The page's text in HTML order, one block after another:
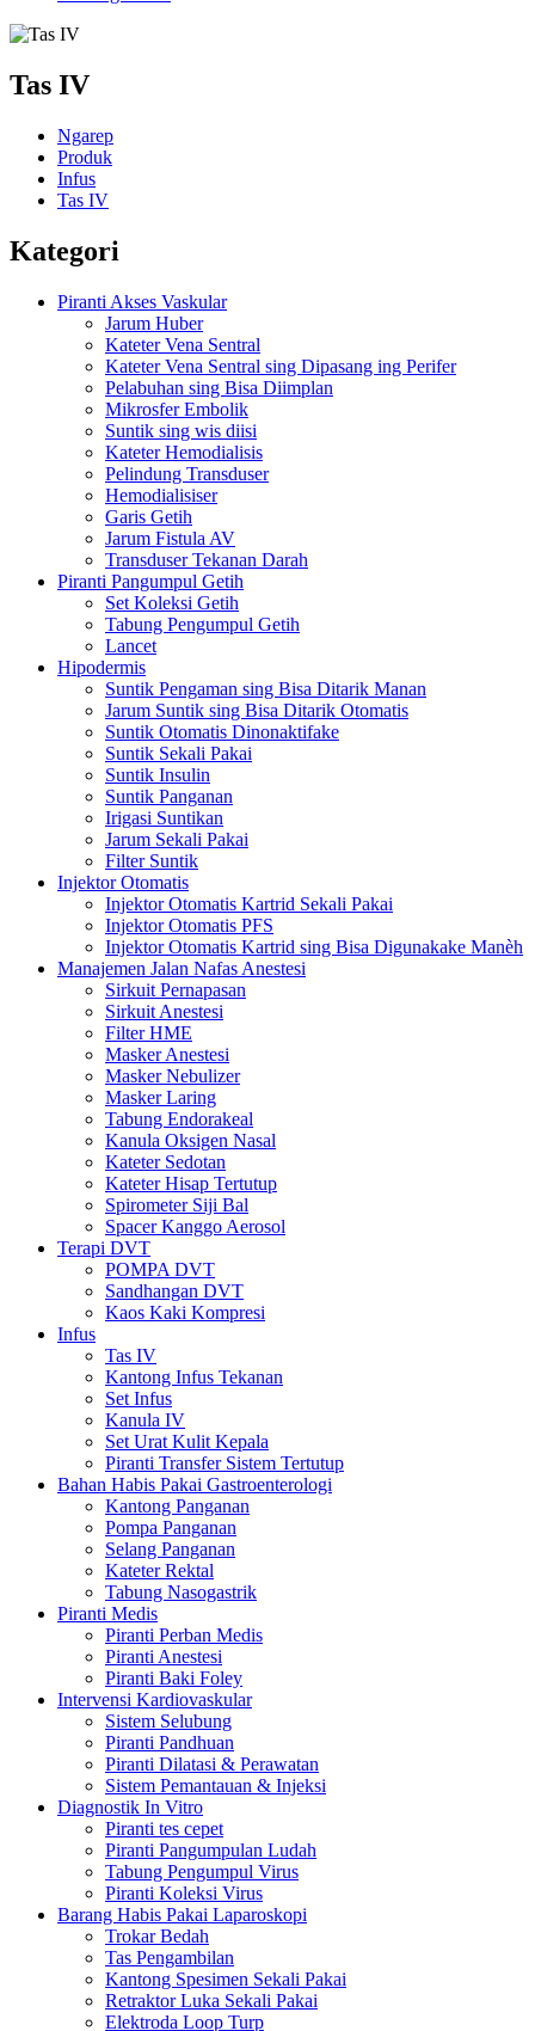
Tas IV
Ngarep
Produk
Infus
Tas IV
Kategori
Piranti Akses Vaskular
Jarum Huber
Kateter Vena Sentral
Kateter Vena Sentral sing Dipasang ing Perifer
Pelabuhan sing Bisa Diimplan
Mikrosfer Embolik
Suntik sing wis diisi
Kateter Hemodialisis
Pelindung Transduser
Hemodialisiser
Garis Getih
Jarum Fistula AV
Transduser Tekanan Darah
Piranti Pangumpul Getih
Set Koleksi Getih
Tabung Pengumpul Getih
Lancet
Hipodermis
Suntik Pengaman sing Bisa Ditarik Manan
Jarum Suntik sing Bisa Ditarik Otomatis
Suntik Otomatis Dinonaktifake
Suntik Sekali Pakai
Suntik Insulin
Suntik Panganan
Irigasi Suntikan
Jarum Sekali Pakai
Filter Suntik
Injektor Otomatis
Injektor Otomatis Kartrid Sekali Pakai
Injektor Otomatis PFS
Injektor Otomatis Kartrid sing Bisa Digunakake Manèh
Manajemen Jalan Nafas Anestesi
Sirkuit Pernapasan
Sirkuit Anestesi
Filter HME
Masker Anestesi
Masker Nebulizer
Masker Laring
Tabung Endorakeal
Kanula Oksigen Nasal
Kateter Sedotan
Kateter Hisap Tertutup
Spirometer Siji Bal
Spacer Kanggo Aerosol
Terapi DVT
POMPA DVT
Sandhangan DVT
Kaos Kaki Kompresi
Infus
Tas IV
Kantong Infus Tekanan
Set Infus
Kanula IV
Set Urat Kulit Kepala
Piranti Transfer Sistem Tertutup
Bahan Habis Pakai Gastroenterologi
Kantong Panganan
Pompa Panganan
Selang Panganan
Kateter Rektal
Tabung Nasogastrik
Piranti Medis
Piranti Perban Medis
Piranti Anestesi
Piranti Baki Foley
Intervensi Kardiovaskular
Sistem Selubung
Piranti Pandhuan
Piranti Dilatasi & Perawatan
Sistem Pemantauan & Injeksi
Diagnostik In Vitro
Piranti tes cepet
Piranti Pangumpulan Ludah
Tabung Pengumpul Virus
Piranti Koleksi Virus
Barang Habis Pakai Laparoskopi
Trokar Bedah
Tas Pengambilan
Kantong Spesimen Sekali Pakai
Retraktor Luka Sekali Pakai
Elektroda Loop Turp